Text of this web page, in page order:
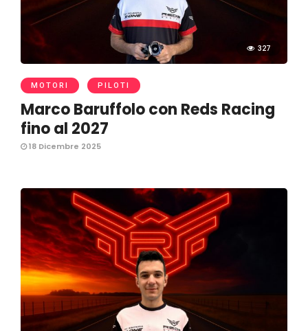
327
MOTORI PILOTI
Marco Baruffolo con Reds Racing
fino al 2027
18 Dicembre 2025